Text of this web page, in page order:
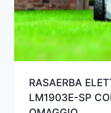
RASAERBA
LM1903E-SP